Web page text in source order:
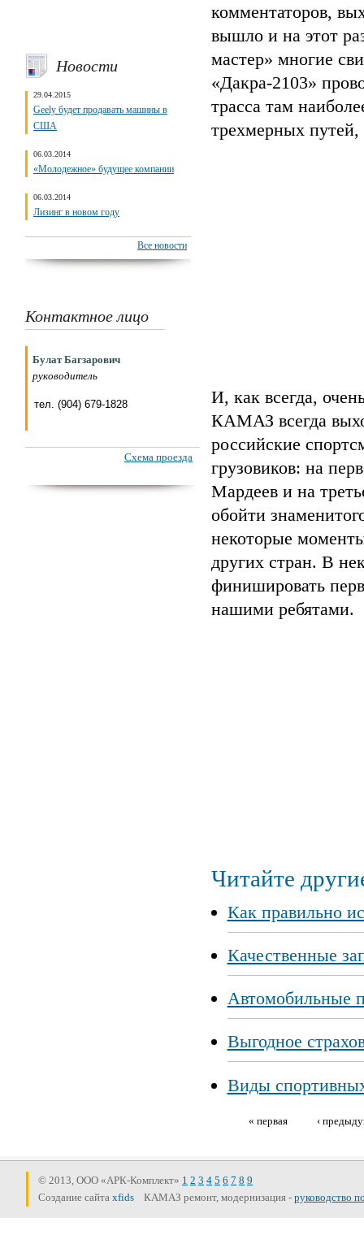
Новости
29.04.2015
Geely будет продавать машины в
США
06.03.2014
«Молодежное» будущее компании
06.03.2014
Лизинг в новом году
Все новости
Контактное лицо
Булат Багзарович
руководитель
тел. (904) 679-1828
Схема проезда
комментаторов,
вышло и на этот
мастер» многие
«Дакра-2103»
трасса там
трехмерных
И, как всегда,
КАМАЗ всегда
российские
грузовиков: на
Мардеев и на
обойти
некоторые
других стран. В
финишировать
нашими ребятами.
Читайте
Как правильно
Качественные
Автомобильные
Выгодное
Виды
Страницы
« первая ‹
© 2013, ООО «АРК-Комплект» 1 2 3 4 5 6 7 8 9
Создание сайта xfids КАМАЗ ремонт, модернизация - руководство